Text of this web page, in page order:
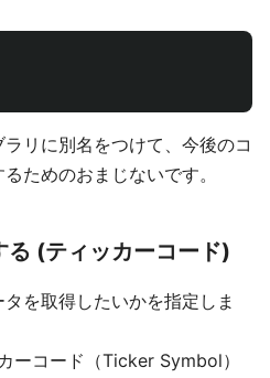
リに別名をつけて、今後のコ
ためのおまじないです。
(ティッカーコード)
を取得したいかを指定しま
ーコード（Ticker Symbol）